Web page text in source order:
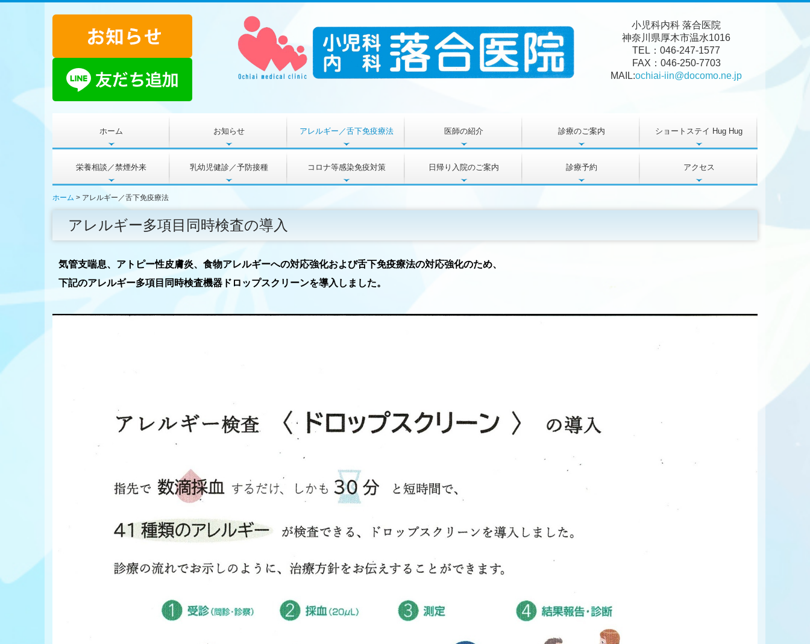
小児科内科 落合医院
神奈川県厚木市温水1016
TEL：046-247-1577
FAX：046-250-7703
MAIL:ochiai-iin@docomo.ne.jp
ホーム お知らせ アレルギー／舌下免疫療法 医師の紹介 診療のご案内
施設・設備のご紹介
ショートステイ Hug Hug
栄養相談／禁煙外来 乳幼児健診／予防接種 コロナ等感染免疫対策 日帰り入院のご案内 診療予約 アクセス
ホーム アレルギー／舌下免疫療法
アレルギー多項目同時検査の導入
気管支喘息、アトピー性皮膚炎、食物アレルギーへの対応強化および舌下免疫療法の対応強化のため、
下記のアレルギー多項目同時検査機器ドロップスクリーンを導入しました。